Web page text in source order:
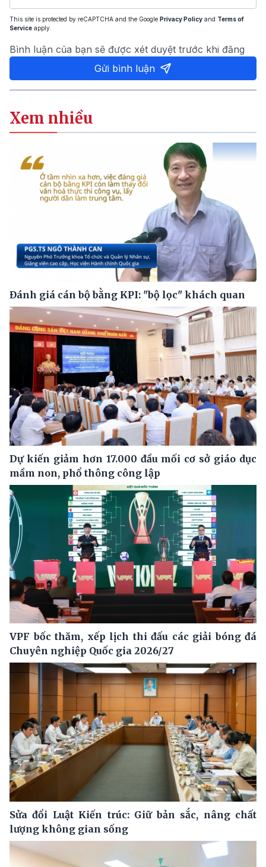
This site is protected by reCAPTCHA and the Google Privacy Policy and Terms of
Service apply.
Bình luận của bạn sẽ được xét duyệt trước khi đăng
Gửi bình luận
Xem nhiều
Đánh giá cán bộ bằng KPI: "bộ lọc" khách quan
Dự kiến giảm hơn 17.000 đầu mối cơ sở giáo dục
mầm non, phổ thông công lập
VPF bốc thăm, xếp lịch thi đấu các giải bóng đá
Chuyên nghiệp Quốc gia 2026/27
Sửa đổi Luật Kiến trúc: Giữ bản sắc, nâng chất
lượng không gian sống